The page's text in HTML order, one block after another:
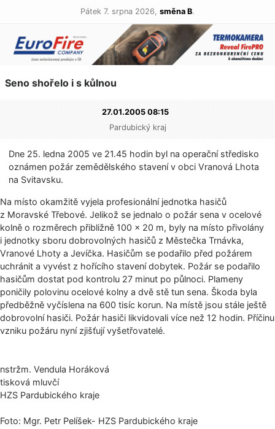
Pátek 7. srpna 2026, směna B.
Seno shořelo i s kůlnou
27.01.2005 08:15
Pardubický kraj
Dne 25. ledna 2005 ve 21.45 hodin byl na operační středisko
oznámen požár zemědělského stavení v obci Vranová Lhota
na Svitavsku.
Na místo okamžitě vyjela profesionální jednotka hasičů
z Moravské Třebové. Jelikož se jednalo o požár sena v ocelové
kolně o rozměrech přibližně 100 × 20 m, byly na místo přivolány
i jednotky sboru dobrovolných hasičů z Městečka Trnávka,
Vranové Lhoty a Jevíčka. Hasičům se podařilo před požárem
uchránit a vyvést z hořícího stavení dobytek. Požár se podařilo
hasičům dostat pod kontrolu 27 minut po půlnoci. Plameny
poničily polovinu ocelové kolny a dvě stě tun sena. Škoda byla
předběžně vyčíslena na 600 tisíc korun. Na místě jsou stále ještě
dobrovolní hasiči. Požár hasiči likvidovali více než 12 hodin. Příčinu
vzniku požáru nyní zjišťují vyšetřovatelé.
nstržm. Vendula Horáková
tisková mluvčí
HZS Pardubického kraje
Foto: Mgr. Petr Pelíšek- HZS Pardubického kraje